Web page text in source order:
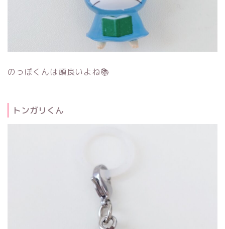
のっぽくんは頭良いよね📚
トンガリくん